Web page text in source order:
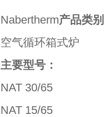
Nabertherm产品类
空气循环箱式炉
主要型号：
NAT 30/65
NAT 15/65